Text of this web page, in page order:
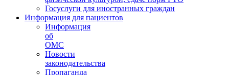
Госуслуги для иностранных граждан
Информация для пациентов
Информация
об
ОМС
Новости
законодательства
Пропаганда